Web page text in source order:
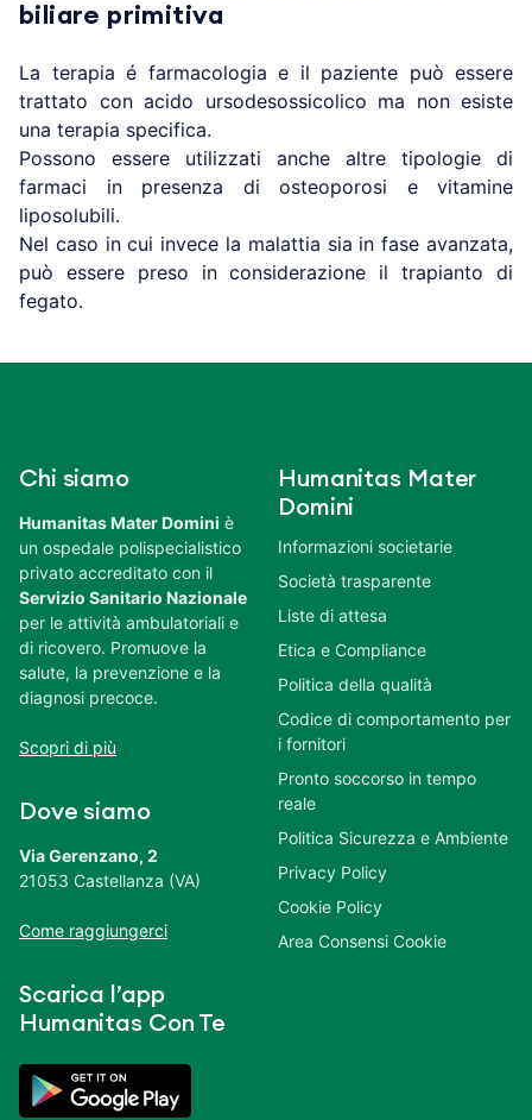
biliare primitiva
La terapia é farmacologia e il paziente può essere
trattato con acido ursodesossicolico ma non esiste
una terapia specifica.
Possono essere utilizzati anche altre tipologie di
farmaci in presenza di osteoporosi e vitamine
liposolubili.
Nel caso in cui invece la malattia sia in fase avanzata,
può essere preso in considerazione il trapianto di
fegato.
Chi siamo
Humanitas Mater Domini è
un ospedale polispecialistico
privato accreditato con il
Servizio Sanitario Nazionale
per le attività ambulatoriali e
di ricovero. Promuove la
salute, la prevenzione e la
diagnosi precoce.
Scopri di più
Dove siamo
Via Gerenzano, 2
21053 Castellanza (VA)
Come raggiungerci
Scarica l’app
Humanitas Con Te
Humanitas Mater
Domini
Informazioni societarie
Società trasparente
Liste di attesa
Etica e Compliance
Politica della qualità
Codice di comportamento per
i fornitori
Pronto soccorso in tempo
reale
Politica Sicurezza e Ambiente
Privacy Policy
Cookie Policy
Area Consensi Cookie